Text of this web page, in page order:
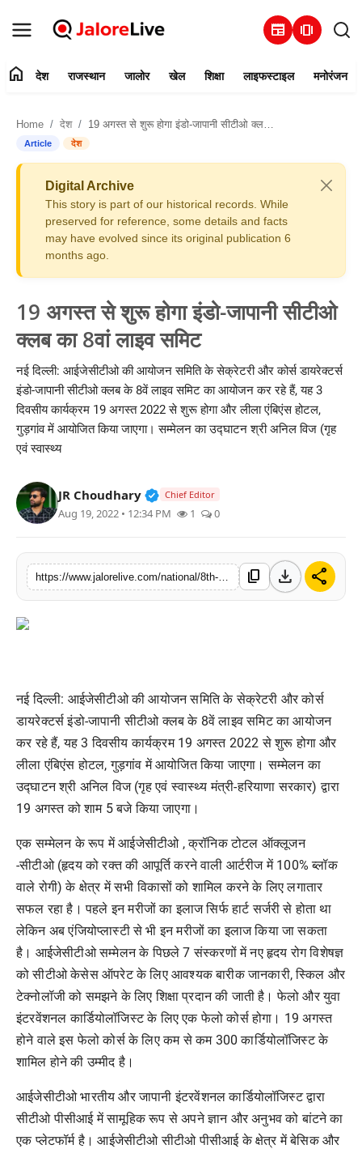
newspaper amp_stories
संपर्क करें
राजस्थान
खेल
शिक्षा
लाइफस्टाइल
मनोरंजन
विशेष
home देश राजस्थान जालोर खेल शिक्षा लाइफस्टाइल मनोरंजन
Home देश 19 अगस्त से शुरू होगा इंडो-जापानी सीटीओ क्लब का 8वां लाइव समिट
Article देश
Digital Archive
This story is part of our historical records. While
preserved for reference, some details and facts
may have evolved since its original publication 6
months ago.
19 अगस्त से शुरू होगा इंडो-जापानी सीटीओ
क्लब का 8वां लाइव समिट
नई दिल्ली: आईजेसीटीओ की आयोजन समिति के सेक्रेटरी और कोर्स डायरेक्टर्स
इंडो-जापानी सीटीओ क्लब के 8वें लाइव समिट का आयोजन कर रहे हैं, यह 3
दिवसीय कार्यक्रम 19 अगस्त 2022 से शुरू होगा और लीला एंबिएंस होटल,
गुड़गांव में आयोजित किया जाएगा। सम्मेलन का उद्घाटन श्री अनिल विज (गृह
एवं स्वास्थ्य
JR Choudhary Verified Public Figure • 30 Mar,
Chief Editor
Aug 19, 2022 • 12:34 PM 1 0
content_copy download share
नई दिल्ली: आईजेसीटीओ की आयोजन समिति के सेक्रेटरी और कोर्स
डायरेक्टर्स इंडो-जापानी सीटीओ क्लब के 8वें लाइव समिट का आयोजन
कर रहे हैं, यह 3 दिवसीय कार्यक्रम 19 अगस्त 2022 से शुरू होगा और
लीला एंबिएंस होटल, गुड़गांव में आयोजित किया जाएगा। सम्मेलन का
उद्घाटन श्री अनिल विज (गृह एवं स्वास्थ्य मंत्री-हरियाणा सरकार) द्वारा
19 अगस्त को शाम 5 बजे किया जाएगा।
एक सम्मेलन के रूप में आईजेसीटीओ , क्रॉनिक टोटल ऑक्लूजन
-सीटीओ (हृदय को रक्त की आपूर्ति करने वाली आर्टरीज में 100% ब्लॉक
वाले रोगी) के क्षेत्र में सभी विकासों को शामिल करने के लिए लगातार
सफल रहा है। पहले इन मरीजों का इलाज सिर्फ हार्ट सर्जरी से होता था
लेकिन अब एंजियोप्लास्टी से भी इन मरीजों का इलाज किया जा सकता
है। आईजेसीटीओ सम्मेलन के पिछले 7 संस्करणों में नए हृदय रोग विशेषज्ञ
को सीटीओ केसेस ऑपरेट के लिए आवश्यक बारीक जानकारी, स्किल और
टेक्नोलॉजी को समझने के लिए शिक्षा प्रदान की जाती है। फेलो और युवा
इंटरवेंशनल कार्डियोलॉजिस्ट के लिए एक फेलो कोर्स होगा। 19 अगस्त
होने वाले इस फेलो कोर्स के लिए कम से कम 300 कार्डियोलॉजिस्ट के
शामिल होने की उम्मीद है।
आईजेसीटीओ भारतीय और जापानी इंटरवेंशनल कार्डियोलॉजिस्ट द्वारा
सीटीओ पीसीआई में सामूहिक रूप से अपने ज्ञान और अनुभव को बांटने का
एक प्लेटफॉर्म है। आईजेसीटीओ सीटीओ पीसीआई के क्षेत्र में बेसिक और